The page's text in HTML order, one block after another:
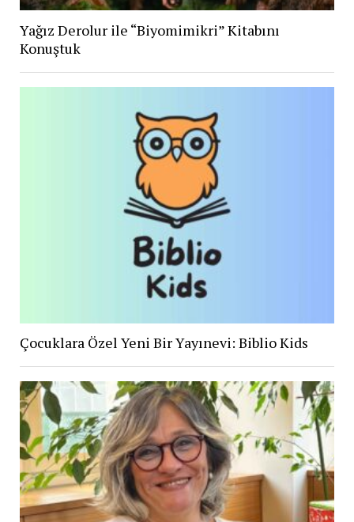
Yağız Derolur ile “Biyomimikri” Kitabını
Konuştuk
Çocuklara Özel Yeni Bir Yayınevi: Biblio Kids